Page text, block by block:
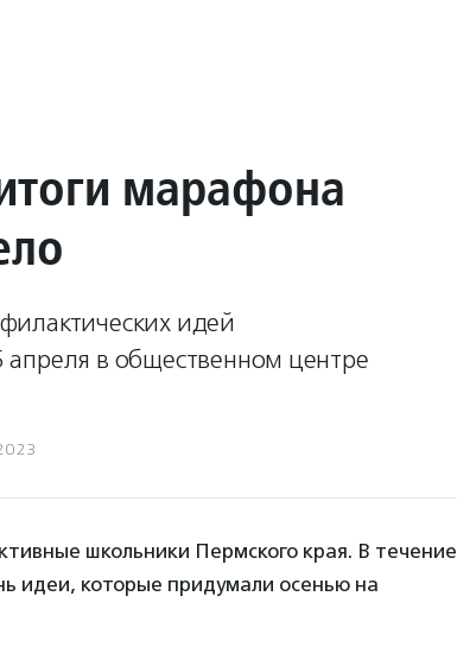
марафона
идей
в общественном центре
школьники Пермского края. В течение
идеи, которые придумали осенью на